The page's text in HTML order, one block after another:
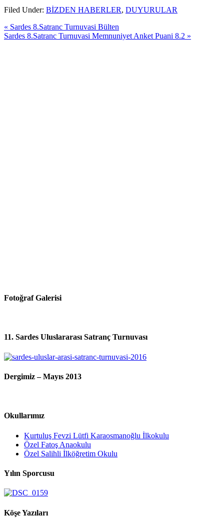
Filed Under: BİZDEN HABERLER, DUYURULAR
« Sardes 8.Satranc Turnuvasi Bülten
Sardes 8.Satranc Turnuvasi Memnuniyet Anket Puani 8.2 »
Fotoğraf Galerisi
11. Sardes Uluslararası Satranç Turnuvası
Dergimiz – Mayıs 2013
Okullarımız
Kurtuluş Fevzi Lütfi Karaosmanoğlu İlkokulu
Özel Fatoş Anaokulu
Özel Salihli İlköğretim Okulu
Yılın Sporcusu
Köşe Yazıları